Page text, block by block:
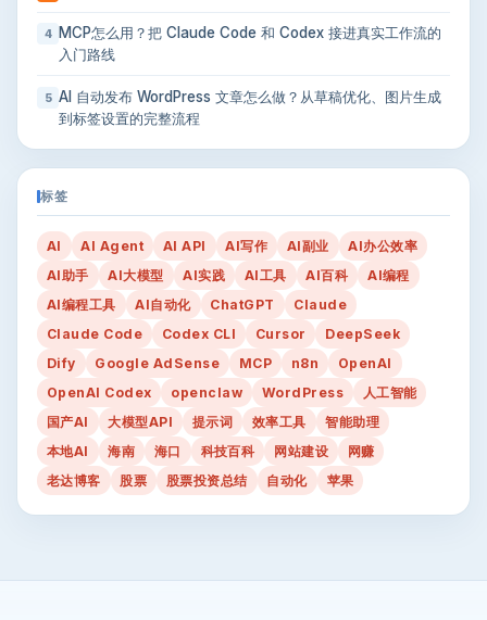
4
MCP怎么用？把 Claude Code 和 Codex 接进真实工作流的
入门路线
5 AI 自动发布 WordPress 文章怎么做？从草稿优化、图片生成
到标签设置的完整流程
标签
AI AI Agent AI API AI写作 AI副业
AI办公效率
AI助手
AI大模型 AI实践 AI工具 AI百科
AI编程
AI编程工具
AI自动化 ChatGPT
Claude
Claude Code
Codex CLI Cursor
DeepSeek
Dify
Google AdSense MCP n8n
OpenAI
OpenAI Codex
openclaw WordPress
人工智能
国产AI
大模型API 提示词 效率工具
智能助理
本地AI
海南 海口 科技百科 网站建设
网赚
老达博客
股票 股票投资总结 自动化 苹果